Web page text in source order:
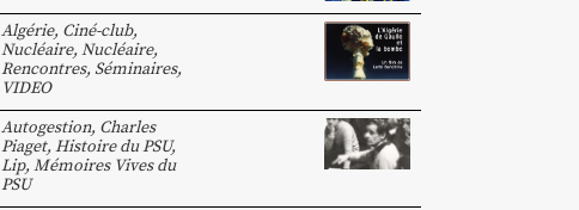
Algérie, Ciné-club,
Nucléaire, Nucléaire,
Rencontres, Séminaires,
VIDEO
Autogestion, Charles
Piaget, Histoire du PSU,
Lip, Mémoires Vives du
PSU